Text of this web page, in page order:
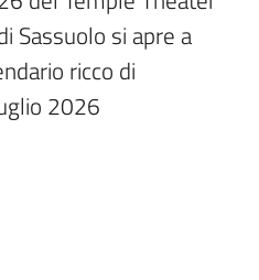
Sassuolo si apre a
ricco di
2026